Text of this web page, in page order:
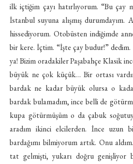
ilk içtiğim çayı hatırlıyorum. “Bu çay
İstanbul suyuna alışmış durumdayım.
hissediyorum. Otobüsten indiğimde
bir kere. İçtim. “İşte çay budur!”
ya! Bizim oradakiler Paşabahçe Klasik
büyük ne çok küçük… Bir ortası
bardak ne kadar büyük olursa o
bardak bulamadım, ince belli de
kupa götürmüşüm o da çabuk
aradım ikinci elcilerden. İnce uzun
bardağımı bilmiyorum artık. Onu
tat gelmişti, yukarı doğru genişliyor